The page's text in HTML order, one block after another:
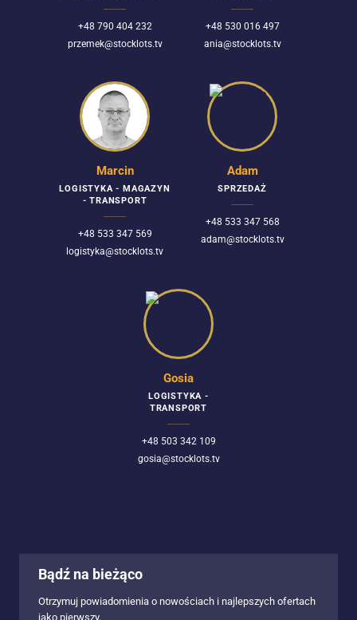
+48 790 404 232
przemek@stocklots.tv
+48 530 016 497
ania@stocklots.tv
Marcin
LOGISTYKA - MAGAZYN
- TRANSPORT
+48 533 347 569
logistyka@stocklots.tv
Adam
SPRZEDAŻ
+48 533 347 568
adam@stocklots.tv
Gosia
LOGISTYKA -
TRANSPORT
+48 503 342 109
gosia@stocklots.tv
Bądź na bieżąco
Otrzymuj powiadomienia o nowościach i najlepszych ofertach
jako pierwszy.